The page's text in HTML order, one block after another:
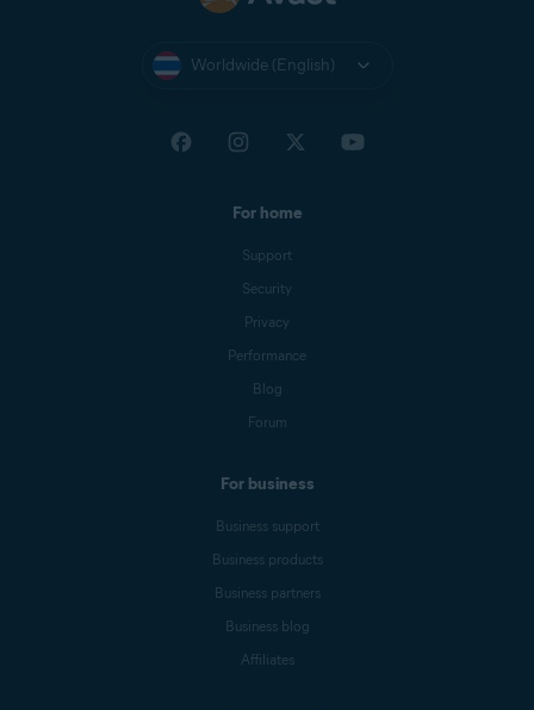
Worldwide (English)
For home
Support
Security
Privacy
Performance
Blog
Forum
For business
Business support
Business products
Business partners
Business blog
Affiliates